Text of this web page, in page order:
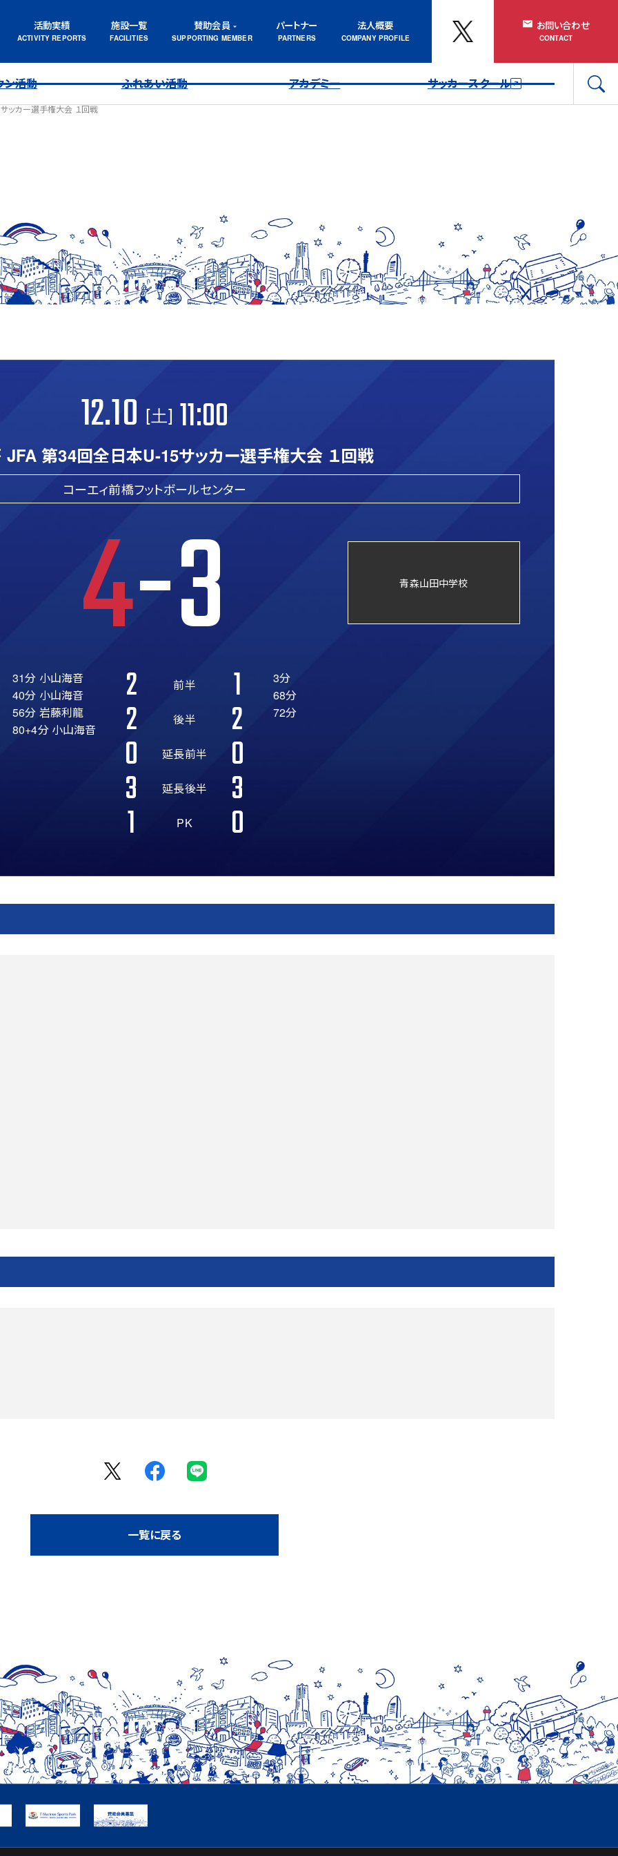
活動実績 施設一覧 賛助会員 パートナー 法人概要 お問い合わせ
ン活動 ふれあい活動 アカデミー サッカースクール
ッカー選手権大会 １回戦
12.10 [土] 11:00
第34回全日本U-15サッカー選手権大会 １回戦
コーエィ前橋フットボールセンター
4-3 青森山田中学校
31分 小山海音
40分 小山海音
56分 岩藤利龍
80+4分 小山海音
2 前半 1
2 後半 2
0 延長前半 0
3 延長後半 3
1 PK 0
3分
68分
72分
一覧に戻る